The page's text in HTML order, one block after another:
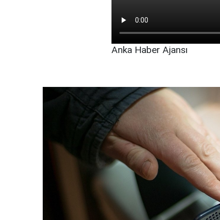
Anka Haber Ajansı